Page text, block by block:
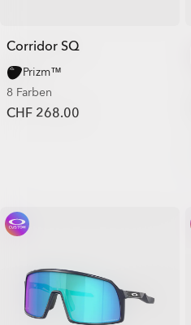
Corridor SQ
Prizm™
8 Farben
CHF 268.00